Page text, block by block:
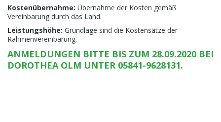
Kostenübernahme: Übernahme der Kosten gemäß
Vereinbarung durch das Land.
Leistungshöhe: Grundlage sind die Kostensätze der
Rahmenvereinbarung.
ANMELDUNGEN BITTE BIS ZUM 28.09.2020 BEI
DOROTHEA OLM UNTER 05841-9628131.